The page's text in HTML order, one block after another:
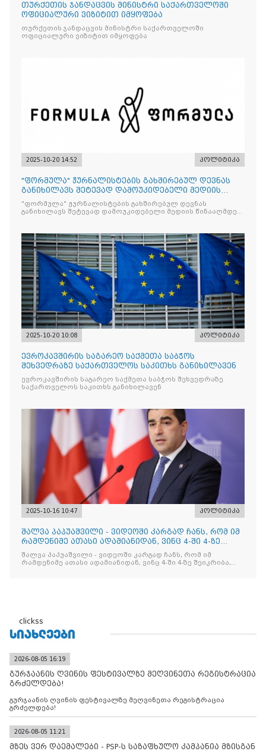
თურქეთის ჯანდაცვის მინისტრი საქართველოში
ოფიციალური ვიზიტით იმყოფება
თურქეთის ჯანდაცვის მინისტრი საქართველოში
ოფიციალური ვიზიტით იმყოფება
2025-10-20 14:52 პოლიტიკა
"ფორმულა" ჟურნალისტების გახშირებულ დევნას
განიხილავს შეტევად დამოუკიდებელი მედიის
წინააღმდ
"ფორმულა" ჟურნალისტების გახშირებულ დევნას
განიხილავს შეტევად დამოუკიდებელი მედიის წინააღმდეგ,
2025-10-20 10:08 პოლიტიკა
ევროკავშირის საგარეო საქმეთა საბჭოს
შეხვედრაზე საქართველოს საკითხს განიხილავენ
ევროკავშირის საგარეო საქმეთა საბჭოს შეხვედრაზე
საქართველოს საკითხს განიხილავენ
2025-10-16 10:47 პოლიტიკა
შალვა პაპუაშვილი - ვიდეოში კარგად ჩანს, რომ იმ
რამდენიმე ათასი ადამიანიდან, ვინც 4-ში 4-ზე
შეიკრიბა,
შალვა პაპუაშვილი - ვიდეოში კარგად ჩანს, რომ იმ
რამდენიმე ათასი ადამიანიდან, ვინც 4-ში 4-ზე შეიკრიბა,
clickss
ᲡᲘᲐᲮᲚᲔᲔᲑᲘ
2026-08-05 16:19
გურჯაანის ღვინის ფესტივალზე მეღვინეთა რეგისტრაცია
გრძელდება!
გურჯაანის ღვინის ფესტივალზე მეღვინეთა რეგისტრაცია
გრძელდება!
2026-08-05 11:21
მზეს ვერ დაემალები - PSP-ს საზაფხულო კამპანია მზისგან